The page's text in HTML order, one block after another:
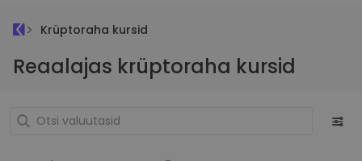
Krüptoraha kursid
Reaalajas krüptoraha kursid